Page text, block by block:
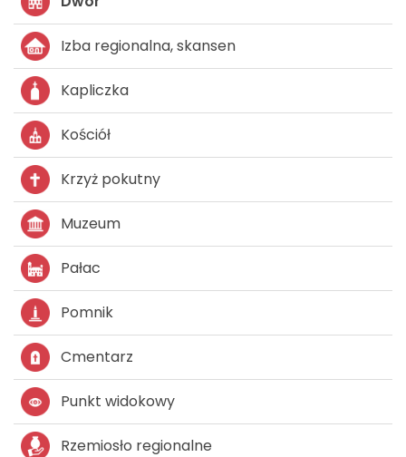
Izba regionalna, skansen
Kapliczka
Kościół
Krzyż pokutny
Muzeum
Pałac
Pomnik
Cmentarz
Punkt widokowy
Rzemiosło regionalne